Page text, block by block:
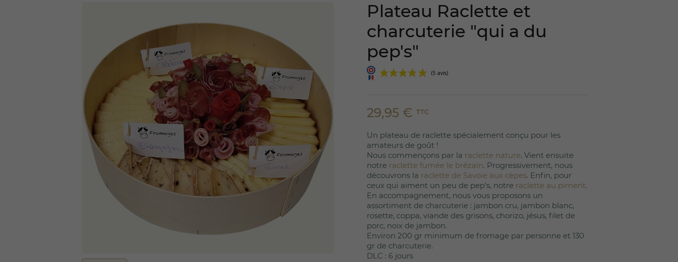
Plateau Raclette et
charcuterie "qui a du
pep's"
29,95 € TTC
Un plateau de raclette spécialement conçu pour les
amateurs de goût !
Nous commençons par la raclette nature. Vient ensuite
notre raclette fumée le brézain. Progressivement, nous
découvrons la raclette de Savoie aux cèpes. Enfin, pour
ceux qui aiment un peu de pep's, notre raclette au piment.
En accompagnement, nous vous proposons un
assortiment de charcuterie : jambon cru, jambon blanc,
rosette, coppa, viande des grisons, chorizo, jésus, filet de
porc, noix de jambon.
Environ 200 gr minimum de fromage par personne et 130
gr de charcuterie.
DLC : 6 jours